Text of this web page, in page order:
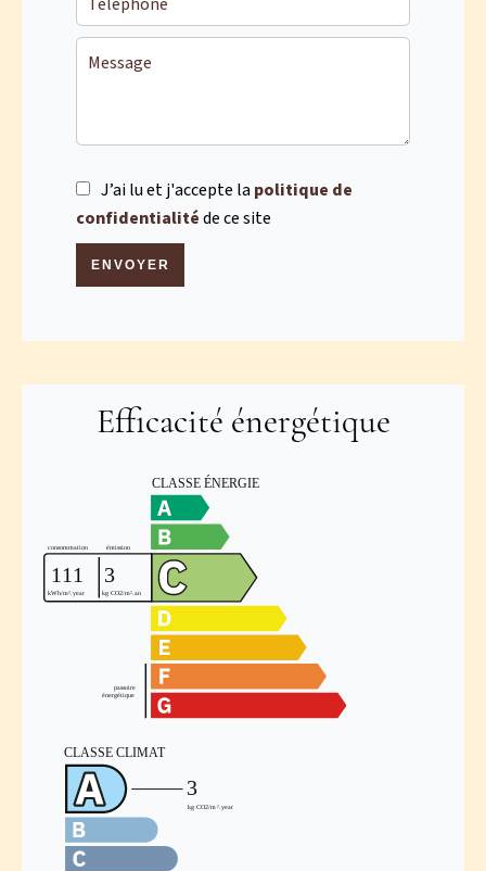
J’ai lu et j'accepte lapolitique de
confidentialitéde ce site
ENVOYER
Efficacité énergétique